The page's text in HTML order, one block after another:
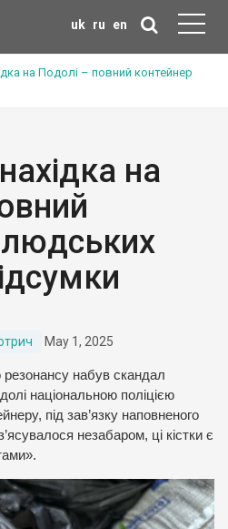
uk ru en
на Подолі – повний контейнер
на
May 1, 2025
набув скандал
національною поліцією
під зав’язку наповненого
незабаром, ці кістки є